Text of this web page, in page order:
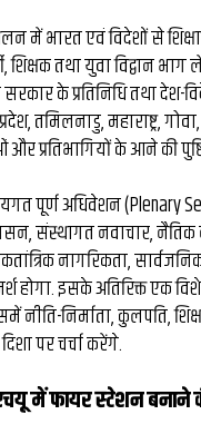
में भारत एवं विदेशों से
शिक्षक तथा युवा विद्वान
के प्रतिनिधि तथा देश-
तमिलनाडु, महाराष्ट्र,
और प्रतिभागियों के आने की
पूर्ण अधिवेशन (Plenary
संस्थागत नवाचार, नैतिक
नागरिकता,
होगा. इसके अतिरिक्त एक
नीति-निर्माता, कुलपति,
पर चर्चा करेंगे.
में फायर स्‍टेशन